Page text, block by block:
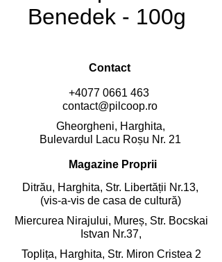
Benedek - 100g
Contact
+4077 0661 463
contact@pilcoop.ro
Gheorgheni, Harghita,
Bulevardul Lacu Roșu Nr. 21
Magazine Proprii
Ditrău, Harghita, Str. Libertății Nr.13,
(vis-a-vis de casa de cultură)
Miercurea Nirajului, Mureș, Str. Bocskai
Istvan Nr.37,
Toplița, Harghita, Str. Miron Cristea 2